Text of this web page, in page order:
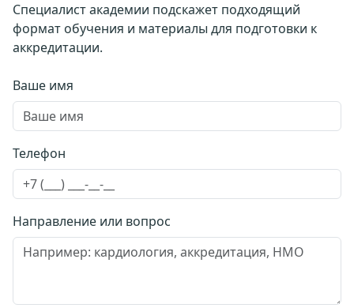
Специалист академии подскажет подходящий
формат обучения и материалы для подготовки к
аккредитации.
Ваше имя
Телефон
Направление или вопрос